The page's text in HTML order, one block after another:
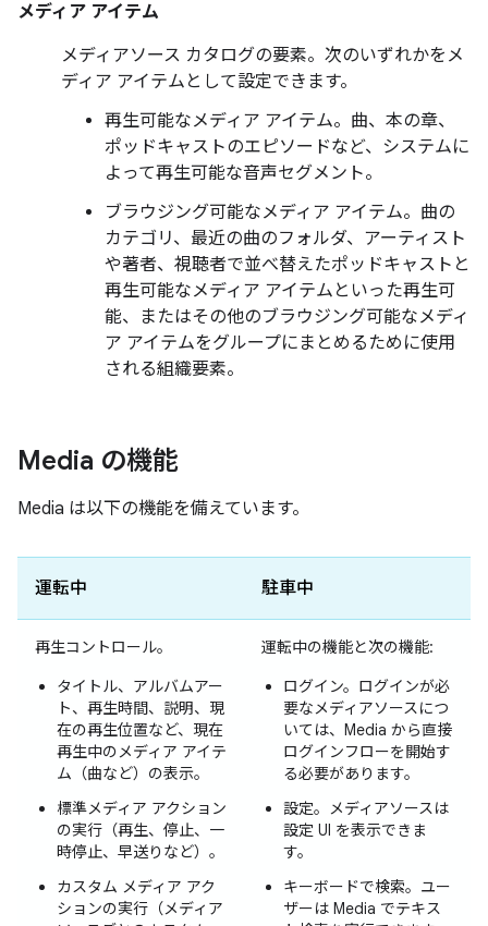
メディア アイテム
メディアソース カタログの要素。次のいずれかをメ
ディア アイテムとして設定できます。
再生可能なメディア アイテム。曲、本の章、
ポッドキャストのエピソードなど、システムに
よって再生可能な音声セグメント。
ブラウジング可能なメディア アイテム。曲の
カテゴリ、最近の曲のフォルダ、アーティスト
や著者、視聴者で並べ替えたポッドキャストと
再生可能なメディア アイテムといった再生可
能、またはその他のブラウジング可能なメディ
ア アイテムをグループにまとめるために使用
される組織要素。
Media の機能
Media は以下の機能を備えています。
運転中 駐車中
再生コントロール。
タイトル、アルバムアー
ト、再生時間、説明、現
在の再生位置など、現在
再生中のメディア アイテ
ム（曲など）の表示。
標準メディア アクション
の実行（再生、停止、一
時停止、早送りなど）。
カスタム メディア アク
ションの実行（メディア
運転中の機能と次の機能:
ログイン。ログインが必
要なメディアソースにつ
いては、Media から直接
ログインフローを開始す
る必要があります。
設定。メディアソースは
設定 UI を表示できま
す。
キーボードで検索。ユー
ザーは Media でテキス